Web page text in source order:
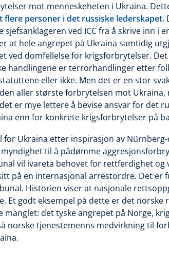
mot menneskeheten i Ukraina.
flere personer i det russiske lederskapet.
ved ICC fra å skrive inn i
at hele angrepet på Ukraina samtidig
ved domfellelse for krigsforbrytelser.
handlingene er terrorhandlinger etter
eller ikke. Men det er en stor
aller største forbrytelsen mot Ukraina,
er mye lettere å bevise ansvar for det
enn for konkrete krigsforbrytelser på
Ukraina etter inspirasjon av
til å pådømme
vil ivareta behovet for rettferdighet og
på en internasjonal arrestordre. Det er
Historien viser at nasjonale
Et godt eksempel på dette er det norske
det tyske angrepet på Norge,
norske tjenestemenns medvirkning til